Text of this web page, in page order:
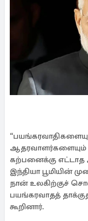
ஆதரவாளர்களையும்
கற்பனைக்கு
இந்தியா பூமியின்
நான் உலகிற்குச்
பயங்கரவாதத்
கூறினார்.